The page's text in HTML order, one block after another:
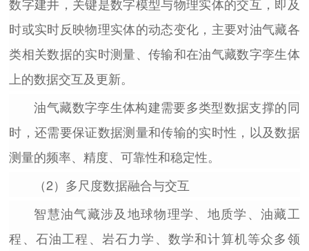
时或实时反映物理实体的动态变化，主要对油气藏各
类相关数据的实时测量、传输和在油气藏数字孪生体
上的数据交互及更新。
油气藏数字孪生体构建需要多类型数据支撑的同
时，还需要保证数据测量和传输的实时性，以及数据
测量的频率、精度、可靠性和稳定性。
（2）多尺度数据融合与交互
智慧油气藏涉及地球物理学、地质学、油藏工
程、石油工程、岩石力学、数学和计算机等众多领